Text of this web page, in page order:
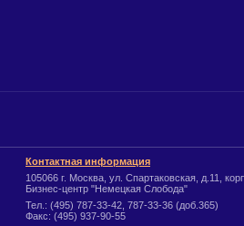
Контактная информация
105066 г. Москва, ул. Спартаковская, д.11,
Бизнес-центр "Немецкая Слобода"
Тел.: (495) 787-33-42, 787-33-36 (доб.365)
Факс: (495) 937-90-55